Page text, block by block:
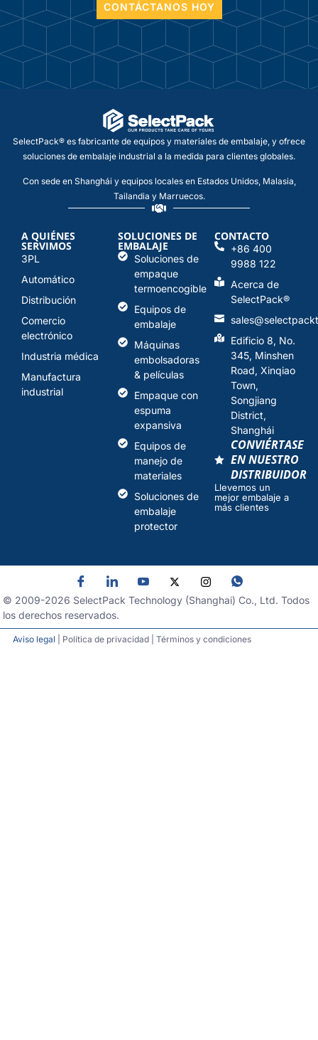
CONTÁCTANOS HOY
SelectPack® es fabricante de equipos y materiales de embalaje, y ofrece
soluciones de embalaje industrial a la medida para clientes globales.
Con sede en Shanghái y equipos locales en Estados Unidos, Malasia,
Tailandia y Marruecos.
A QUIÉNES
SERVIMOS
3PL
Automático
Distribución
Comercio
electrónico
Industria médica
Manufactura
industrial
SOLUCIONES DE
EMBALAJE
Soluciones de
empaque
termoencogible
Equipos de
embalaje
Máquinas
embolsadoras
& películas
Empaque con
espuma
expansiva
Equipos de
manejo de
materiales
Soluciones de
embalaje
protector
CONTACTO
+86 400
9988 122
Acerca de
SelectPack®
Edificio 8, No.
345, Minshen
Road, Xinqiao
Town,
Songjiang
District,
Shanghái
CONVIÉRTASE
EN NUESTRO
DISTRIBUIDOR
Llevemos un
mejor embalaje a
más clientes
© 2009-2026 SelectPack Technology (Shanghai) Co., Ltd. Todos
los derechos reservados.
Aviso legal | Política de privacidad | Términos y condiciones